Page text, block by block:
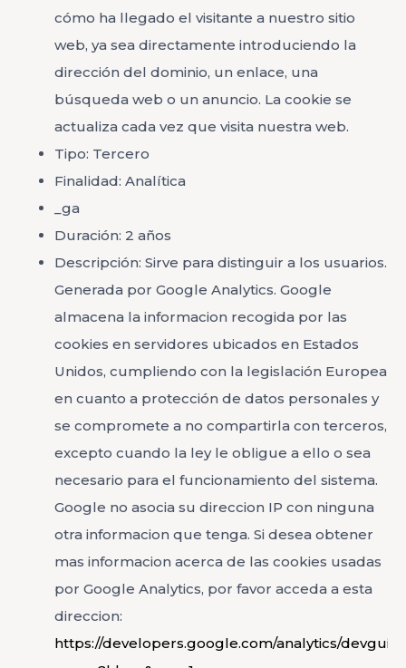
cómo ha llegado el visitante a nuestro sitio
web, ya sea directamente introduciendo la
dirección del dominio, un enlace, una
búsqueda web o un anuncio. La cookie se
actualiza cada vez que visita nuestra web.
Tipo: Tercero
Finalidad: Analítica
_ga
Duración: 2 años
Descripción: Sirve para distinguir a los usuarios.
Generada por Google Analytics. Google
almacena la informacion recogida por las
cookies en servidores ubicados en Estados
Unidos, cumpliendo con la legislación Europea
en cuanto a protección de datos personales y
se compromete a no compartirla con terceros,
excepto cuando la ley le obligue a ello o sea
necesario para el funcionamiento del sistema.
Google no asocia su direccion IP con ninguna
otra informacion que tenga. Si desea obtener
mas informacion acerca de las cookies usadas
por Google Analytics, por favor acceda a esta
direccion:
https://developers.google.com/analytics/